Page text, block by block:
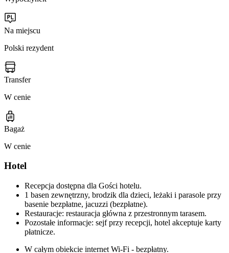
Na miejscu
Polski rezydent
Transfer
W cenie
Bagaż
W cenie
Hotel
Recepcja dostępna dla Gości hotelu.
1 basen zewnętrzny, brodzik dla dzieci, leżaki i parasole przy
basenie bezpłatne, jacuzzi (bezpłatne).
Restauracje: restauracja główna z przestronnym tarasem.
Pozostałe informacje: sejf przy recepcji, hotel akceptuje karty
płatnicze.
W całym obiekcie internet Wi-Fi - bezpłatny.